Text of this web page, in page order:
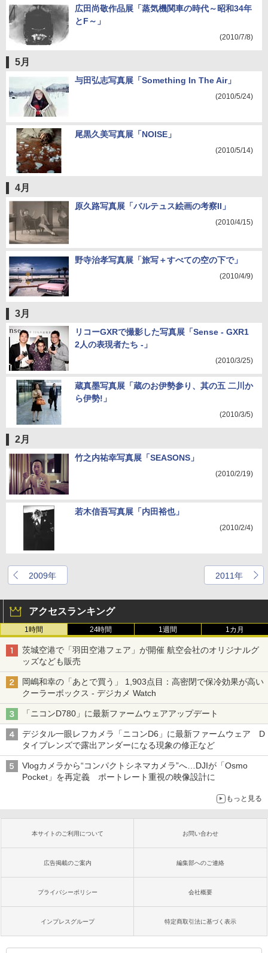
広田尚敬作品展「蒸気機関車の時代～昭和34年
とF～」
(2010/7/8)
5月
与田弘志写真展「Something In The Air」
(2010/5/24)
尾黒久美写真展「NOISE」
(2010/5/14)
4月
原久路写真展「バルテュス絵画の考察II」
(2010/4/15)
野寺治孝写真展「旅写＋すべての空の下で」
(2010/4/9)
3月
リコーGXRで撮影した写真展「Sense - GXR1
2人の表現者たち -」
(2010/3/25)
蔵真墨写真展「蔵のお伊勢参り、其の五 二川か
ら伊勢!」
(2010/3/5)
2月
竹之内祐幸写真展「SEASONS」
(2010/2/19)
若木信吾写真展「内田裕也」
(2010/2/4)
2009年 2011年
アクセスランキング
1時間 24時間 1週間 1カ月
茨城空港で「羽田空港フェア」が開催 航空会社のオリジナルグ
ッズなども販売
岡嶋和幸の「あとで買う」 1,903点目：高密閉で保冷効果が高い
クーラーボックス - デジカメ Watch
「ニコンD780」に最新ファームウェアアップデート
デジタル一眼レフカメラ「ニコンD6」に最新ファームウェア D
タイプレンズで露出アンダーになる現象の修正など
Vlogカメラから“コンパクトシネマカメラ”へ…DJIが「Osmo
Pocket」を再定義 ポートレート重視の映像設計に
もっと見る
本サイトのご利用について お問い合わせ
広告掲載のご案内 編集部へのご連絡
プライバシーポリシー 会社概要
インプレスグループ 特定商取引法に基づく表示